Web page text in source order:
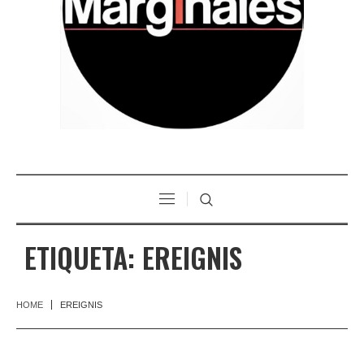
ETIQUETA: EREIGNIS
HOME EREIGNIS